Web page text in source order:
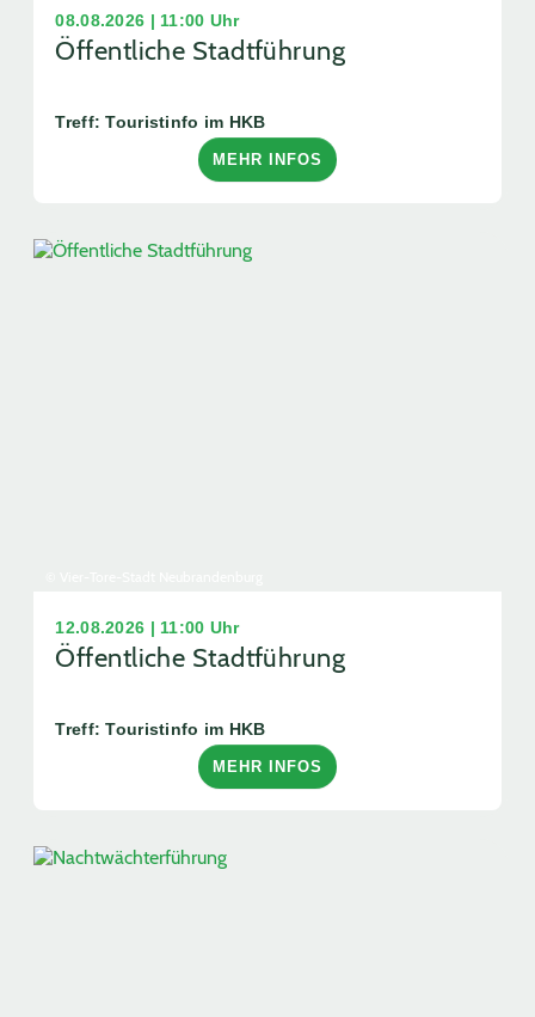
08.08.2026 | 11:00 Uhr
Öffentliche Stadtführung
Treff: Touristinfo im HKB
MEHR INFOS
12.08.2026 | 11:00 Uhr
Öffentliche Stadtführung
Treff: Touristinfo im HKB
MEHR INFOS